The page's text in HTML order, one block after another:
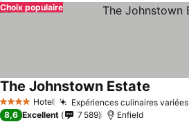
Choix populaire
4 Étoiles Hotel Expériences culinaires variées
The Johnstown Estate
8,6 Excellent 7 589 Enfield